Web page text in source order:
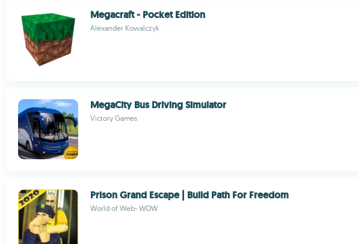
Megacraft - Pocket Edition
Alexander Kowalczyk
MegaCity Bus Driving Simulator
Victory Games
Prison Grand Escape | Build Path For Freedom
World of Web- WOW